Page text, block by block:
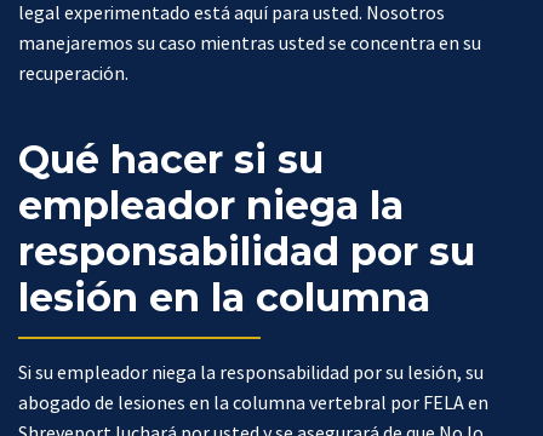
legal experimentado está aquí para usted. Nosotros
manejaremos su caso mientras usted se concentra en su
recuperación.
Qué hacer si su
empleador niega la
responsabilidad por su
lesión en la columna
Si su empleador niega la responsabilidad por su lesión, su
abogado de lesiones en la columna vertebral por FELA en